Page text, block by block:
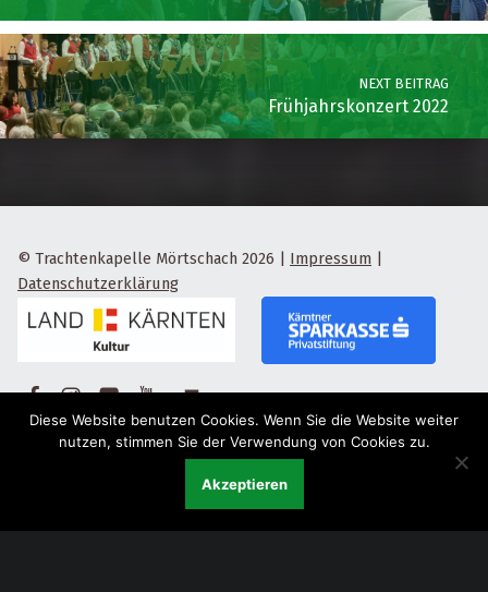
NEXT BEITRAG
Frühjahrskonzert 2022
© Trachtenkapelle Mörtschach 2026 | Impressum |
Datenschutzerklärung
Diese Website benutzen Cookies. Wenn Sie die Website weiter
nutzen, stimmen Sie der Verwendung von Cookies zu.
Akzeptieren